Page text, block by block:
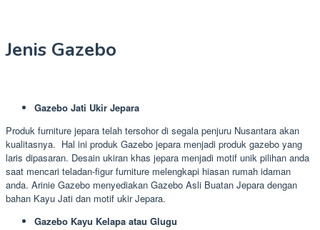
Jenis Gazebo
Gazebo Jati Ukir Jepara
Produk furniture jepara telah tersohor di segala penjuru Nusantara akan
kualitasnya. Hal ini produk Gazebo jepara menjadi produk gazebo yang
laris dipasaran. Desain ukiran khas jepara menjadi motif unik pilihan anda
saat mencari teladan-figur furniture melengkapi hiasan rumah idaman
anda. Arinie Gazebo menyediakan Gazebo Asli Buatan Jepara dengan
bahan Kayu Jati dan motif ukir Jepara.
Gazebo Kayu Kelapa atau Glugu